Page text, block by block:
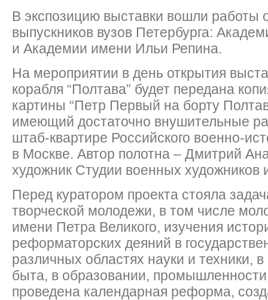
В экспозицию выставки вошли работы
выпускников вузов Петербурга:
и Академии имени Ильи Репина.
На мероприятии в день открытия
корабля “Полтава” будет передана
картины “Петр Первый на борту
имеющий достаточно внушительные
штаб-квартире Российского военно-
в Москве. Автор полотна – Дмитрий
художник Студии военных художников
Перед куратором проекта стояла
творческой молодежи, в том числе
имени Петра Великого, изучения
реформаторских деяний в
различных областях науки и техники,
быта, в образовании,
проведена календарная реформа,